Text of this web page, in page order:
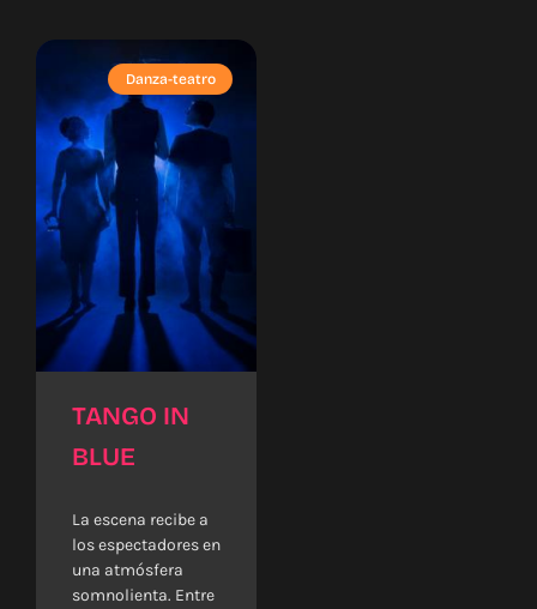
Danza-teatro
TANGO IN
BLUE
La escena recibe a
los espectadores en
una atmósfera
somnolienta. Entre